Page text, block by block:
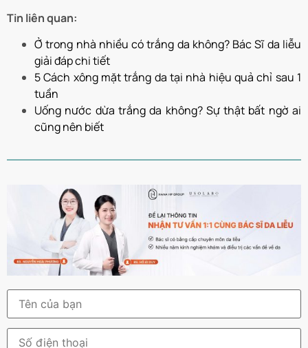
Tin liên quan:
Ở trong nhà nhiều có trắng da không? Bác Sĩ da liễu
giải đáp chi tiết
5 Cách xông mặt trắng da tại nhà hiệu quả chỉ sau 1
tuần
Uống nước dừa trắng da không? Sự thật bất ngờ ai
cũng nên biết